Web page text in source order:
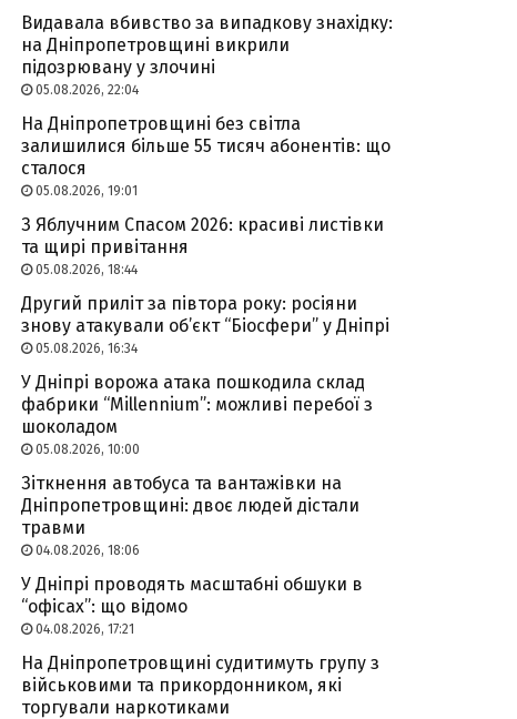
Видавала вбивство за випадкову знахідку:
на Дніпропетровщині викрили
підозрювану у злочині
05.08.2026, 22:04
На Дніпропетровщині без світла
залишилися більше 55 тисяч абонентів: що
сталося
05.08.2026, 19:01
З Яблучним Спасом 2026: красиві листівки
та щирі привітання
05.08.2026, 18:44
Другий приліт за півтора року: росіяни
знову атакували об’єкт “Біосфери” у Дніпрі
05.08.2026, 16:34
У Дніпрі ворожа атака пошкодила склад
фабрики “Millennium”: можливі перебої з
шоколадом
05.08.2026, 10:00
Зіткнення автобуса та вантажівки на
Дніпропетровщині: двоє людей дістали
травми
04.08.2026, 18:06
У Дніпрі проводять масштабні обшуки в
“офісах”: що відомо
04.08.2026, 17:21
На Дніпропетровщині судитимуть групу з
військовими та прикордонником, які
торгували наркотиками